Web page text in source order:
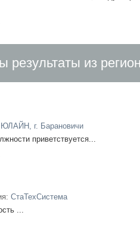
результаты из
ЮЛАЙН, г. Барановичи
приветствуется...
СтаТехСистема
...